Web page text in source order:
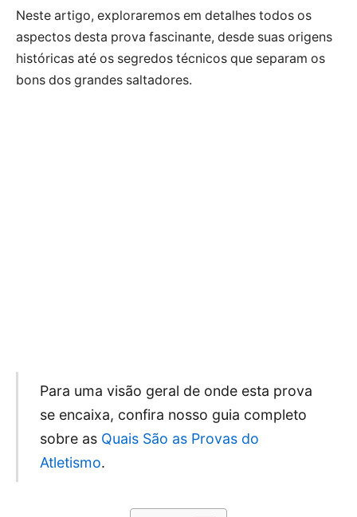
Neste artigo, exploraremos em detalhes todos os
aspectos desta prova fascinante, desde suas origens
históricas até os segredos técnicos que separam os
bons dos grandes saltadores.
Para uma visão geral de onde esta prova
se encaixa, confira nosso guia completo
sobre as Quais São as Provas do
Atletismo.